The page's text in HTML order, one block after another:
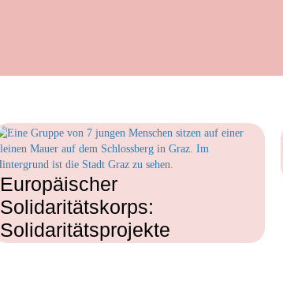
Europäischer
Solidaritätskorps:
Solidaritätsprojekte